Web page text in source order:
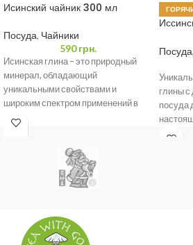
Исинский чайник 300 мл
Посуда, Чайники
590грн.
Исинская глина – это природный
минерал, обладающий
уникальными свойствами и
широким спектром применений в
керамике, строительстве и
Посуда,
глины с
посуда